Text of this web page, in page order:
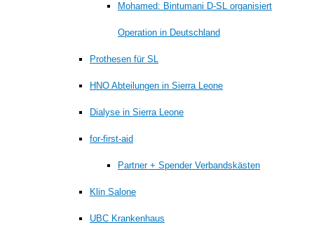
Mohamed: Bintumani D-SL organisiert
Operation in Deutschland
Prothesen für SL
HNO Abteilungen in Sierra Leone
Dialyse in Sierra Leone
for-first-aid
Partner + Spender Verbandskästen
Klin Salone
UBC Krankenhaus